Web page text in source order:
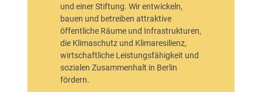
ü
r
A
u
s
s
und einer Stiftung. Wir entwickeln,
bauen und betreiben attraktive
öffentliche Räume und Infrastrukturen,
die Klimaschutz und Klimaresilienz,
wirtschaftliche Leistungsfähigkeit und
sozialen Zusammenhalt in Berlin
fördern.